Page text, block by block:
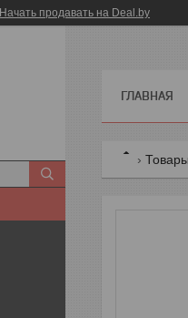
Начать продавать на Deal.by
ГЛАВНАЯ